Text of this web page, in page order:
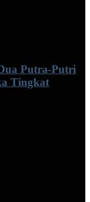
Putra-Putri
Tingkat